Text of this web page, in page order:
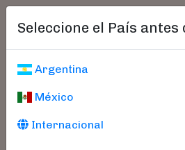
Seleccione el País
Argentina
México
Internacional